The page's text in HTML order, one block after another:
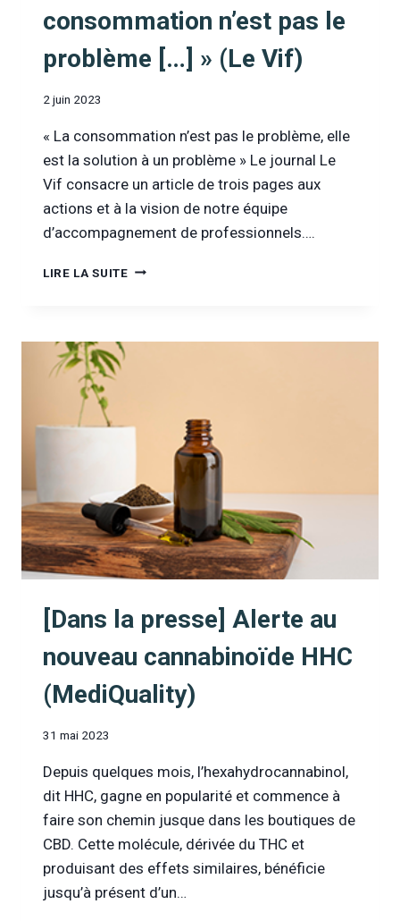
consommation n’est pas le
problème […] » (Le Vif)
2 juin 2023
« La consommation n’est pas le problème, elle
est la solution à un problème » Le journal Le
Vif consacre un article de trois pages aux
actions et à la vision de notre équipe
d’accompagnement de professionnels….
LIRE LA SUITE[DANS
CONSOMMATION
PROBLÈME
[Dans la presse] Alerte au
nouveau cannabinoïde HHC
(MediQuality)
31 mai 2023
Depuis quelques mois, l’hexahydrocannabinol,
dit HHC, gagne en popularité et commence à
faire son chemin jusque dans les boutiques de
CBD. Cette molécule, dérivée du THC et
produisant des effets similaires, bénéficie
jusqu’à présent d’un…